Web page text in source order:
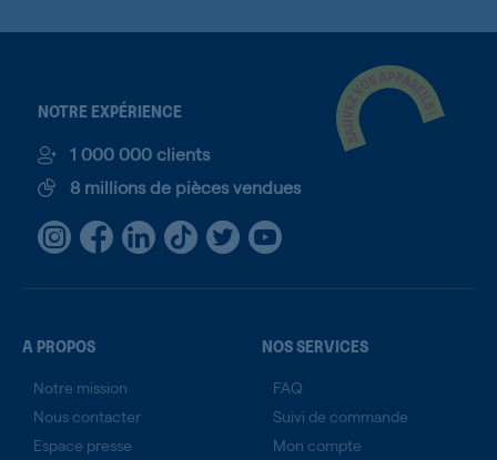
NOTRE EXPÉRIENCE
1 000 000 clients
8 millions de pièces vendues
A PROPOS
Notre mission
Nous contacter
Espace presse
NOS SERVICES
FAQ
Suivi de commande
Mon compte